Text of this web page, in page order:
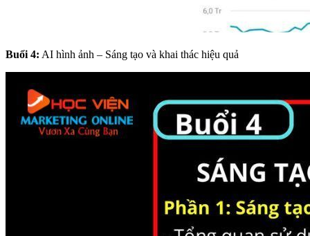
Buổi 4: AI hình ảnh – Sáng tạo và khai thác hiệu quả